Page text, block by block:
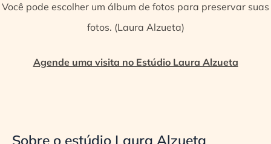
Você pode escolher um álbum de fotos para preservar suas
fotos. (Laura Alzueta)
Agende uma visita no Estúdio Laura Alzueta
Sobre o estúdio Laura Alzueta